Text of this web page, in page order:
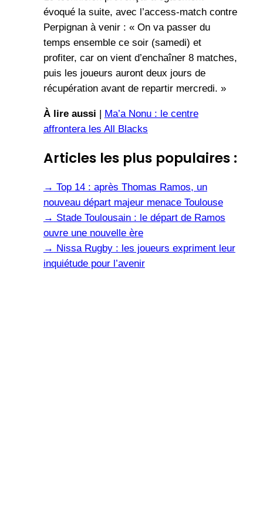
évoqué la suite, avec l’access-match contre
Perpignan à venir : « On va passer du
temps ensemble ce soir (samedi) et
profiter, car on vient d’enchaîner 8 matches,
puis les joueurs auront deux jours de
récupération avant de repartir mercredi. »
À lire aussi | Ma’a Nonu : le centre
affrontera les All Blacks
Articles les plus populaires :
→ Top 14 : après Thomas Ramos, un
nouveau départ majeur menace Toulouse
→ Stade Toulousain : le départ de Ramos
ouvre une nouvelle ère
→ Nissa Rugby : les joueurs expriment leur
inquiétude pour l’avenir